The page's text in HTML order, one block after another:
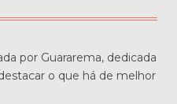
por Guararema, dedicada
o que há de melhor